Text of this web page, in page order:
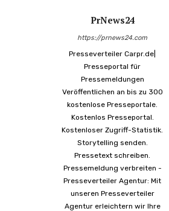
PrNews24
https://prnews24.com
Presseverteiler Carpr.de|
Presseportal für
Pressemeldungen
Veröffentlichen an bis zu 300
kostenlose Presseportale.
Kostenlos Presseportal.
Kostenloser Zugriff-Statistik.
Storytelling senden.
Pressetext schreiben.
Pressemeldung verbreiten -
Presseverteiler Agentur: Mit
unseren Presseverteiler
Agentur erleichtern wir Ihre